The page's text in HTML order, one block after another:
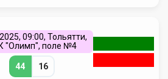
09:00, Тольятти,
"Олимп", поле №4
44 16